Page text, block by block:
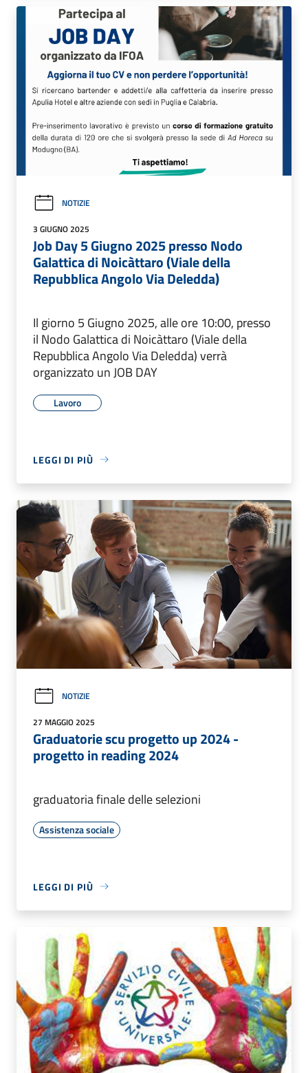
NOTIZIE
3 GIUGNO 2025
Job Day 5 Giugno 2025 presso Nodo
Galattica di Noicàttaro (Viale della
Repubblica Angolo Via Deledda)
Il giorno 5 Giugno 2025, alle ore 10:00, presso
il Nodo Galattica di Noicàttaro (Viale della
Repubblica Angolo Via Deledda) verrà
organizzato un JOB DAY
Lavoro
LEGGI DI PIÙ
NOTIZIE
27 MAGGIO 2025
Graduatorie scu progetto up 2024 -
progetto in reading 2024
graduatoria finale delle selezioni
Assistenza sociale
LEGGI DI PIÙ